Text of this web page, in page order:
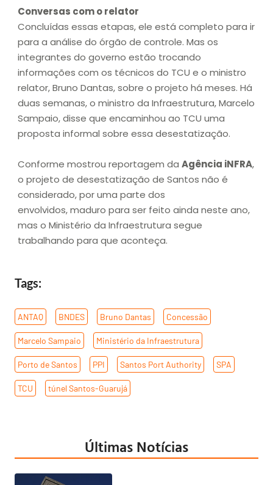
Conversas com o relator
Concluídas essas etapas, ele está completo para ir
para a análise do órgão de controle. Mas os
integrantes do governo estão trocando
informações com os técnicos do TCU e o ministro
relator, Bruno Dantas, sobre o projeto há meses. Há
duas semanas, o ministro da Infraestrutura, Marcelo
Sampaio, disse que encaminhou ao TCU uma
proposta informal sobre essa desestatização.
Conforme mostrou reportagem da Agência iNFRA,
o projeto de desestatização de Santos não é
considerado, por uma parte dos
envolvidos, maduro para ser feito ainda neste ano,
mas o Ministério da Infraestrutura segue
trabalhando para que aconteça.
Tags:
ANTAQ BNDES Bruno Dantas Concessão
Marcelo Sampaio Ministério da Infraestrutura
Porto de Santos PPI Santos Port Authority SPA
TCU túnel Santos-Guarujá
Últimas Notícias